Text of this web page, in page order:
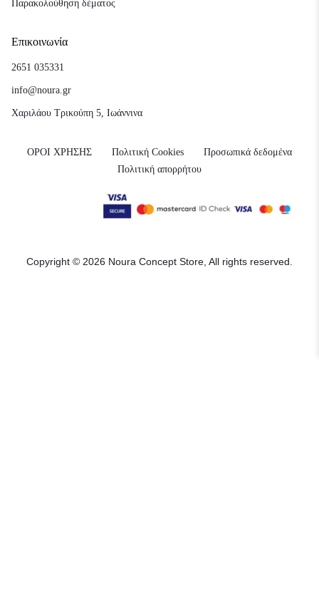
Παρακολούθηση δέματος
Επικοινωνία
2651 035331
info@noura.gr
Χαριλάου Τρικούπη 5, Ιωάννινα
ΟΡΟΙ ΧΡΗΣΗΣ Πολιτική Cookies
Προσωπικά δεδομένα
Πολιτική απορρήτου
Copyright © 2026 Noura Concept Store, All rights reserved.